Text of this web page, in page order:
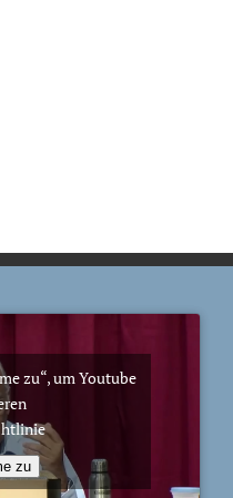
zu“, um Youtube
zu